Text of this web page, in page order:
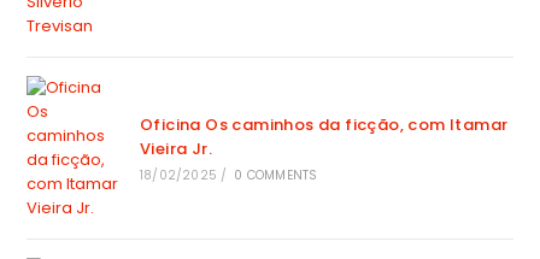
Oficina Os caminhos da ficção, com Itamar
Vieira Jr.
18/02/2025 / 0 COMMENTS